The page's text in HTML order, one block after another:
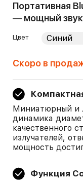
Портативная
— мощный звук
Цвет
Скоро в
Миниатюрный и
динамика
качественного
излучателей,
мощность
Функция